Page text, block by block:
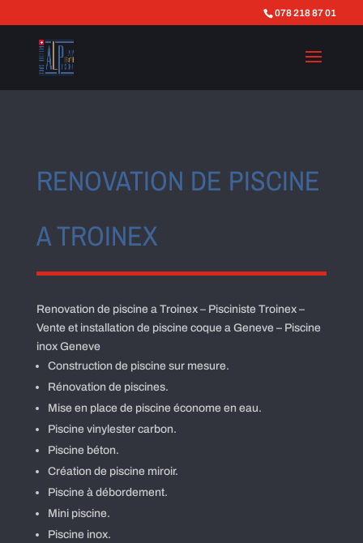
078 218 87 01
RENOVATION DE PISCINE
A TROINEX
Renovation de piscine a Troinex – Pisciniste Troinex –
Vente et installation de piscine coque a Geneve – Piscine
inox Geneve
Construction de piscine sur mesure.
Rénovation de piscines.
Mise en place de piscine économe en eau.
Piscine vinylester carbon.
Piscine béton.
Création de piscine miroir.
Piscine à débordement.
Mini piscine.
Piscine inox.